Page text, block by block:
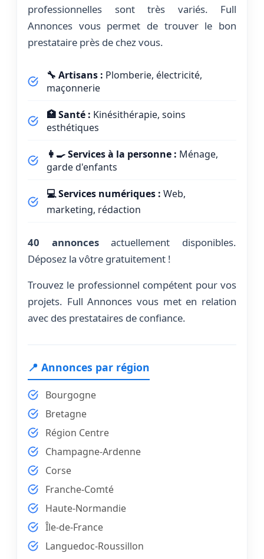
professionnelles sont très variés. Full
Annonces vous permet de trouver le bon
prestataire près de chez vous.
🔧 Artisans : Plomberie, électricité,
maçonnerie
🏥 Santé : Kinésithérapie, soins
esthétiques
👩‍🍳 Services à la personne : Ménage,
garde d'enfants
💻 Services numériques : Web,
marketing, rédaction
40 annoncesactuellement disponibles.
Déposez la vôtre gratuitement !
Trouvez le professionnel compétent pour vos
projets. Full Annonces vous met en relation
avec des prestataires de confiance.
📍 Annonces par région
Bourgogne
Bretagne
Région Centre
Champagne-Ardenne
Corse
Franche-Comté
Haute-Normandie
Île-de-France
Languedoc-Roussillon